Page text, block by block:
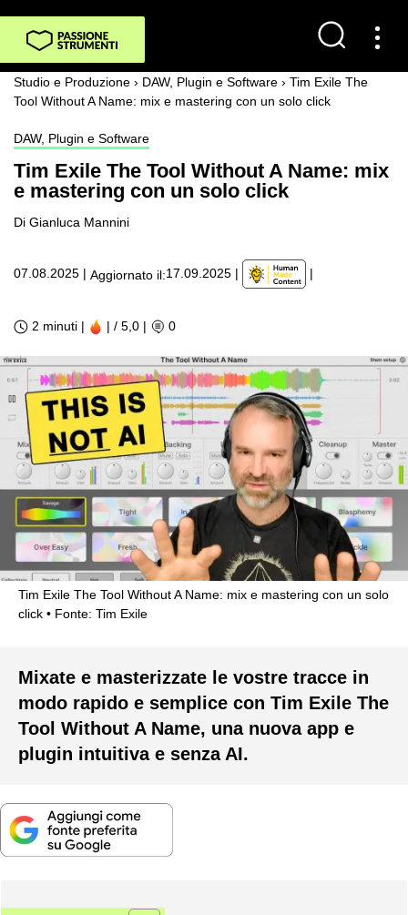
Studio e Produzione › DAW, Plugin e Software › Tim Exile The
Tool Without A Name: mix e mastering con un solo click
DAW, Plugin e Software
Tim Exile The Tool Without A Name: mix
e mastering con un solo click
Di Gianluca Mannini
07.08.2025 | Aggiornato il:17.09.2025 | |
2 minuti | | / 5,0 | 0
Tim Exile The Tool Without A Name: mix e mastering con un solo
click
Fonte: Tim Exile
Mixate e masterizzate le vostre tracce in
modo rapido e semplice con Tim Exile The
Tool Without A Name, una nuova app e
plugin intuitiva e senza AI.